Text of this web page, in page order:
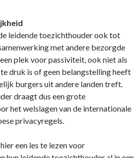
leidende toezichthouder ook tot
met andere bezorgde
plek voor passiviteit, ook niet als
druk is of geen belangstelling heeft
burgers uit andere landen treft.
draagt dus een grote
het welslagen van de internationale
privacyregels.
een les te lezen voor